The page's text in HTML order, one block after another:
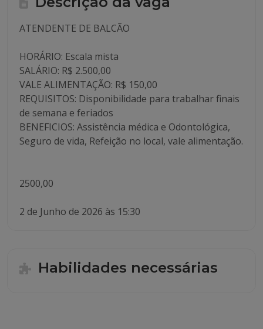
ATENDENTE DE BALCÃO
HORÁRIO: Escala mista
SALÁRIO: R$ 2.500,00
VALE ALIMENTAÇÃO: R$ 150,00
REQUISITOS: Disponibilidade para trabalhar finais
de semana e feriados
BENEFICIOS: Assistência médica e Odontológica,
Seguro de vida, Refeição no local, vale alimentação.
2500,00
2 de Junho de 2026 às 15:30
Habilidades necessárias